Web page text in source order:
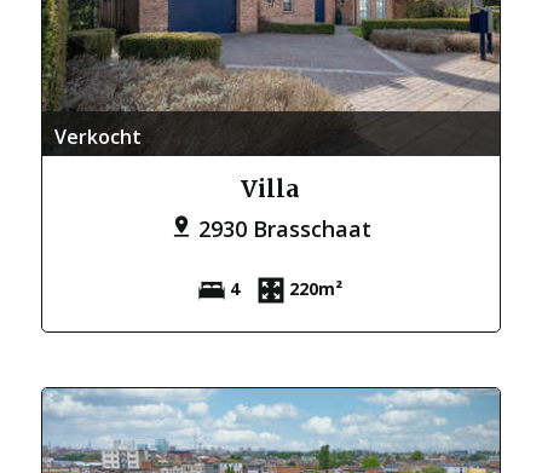
Verkocht
Villa
2930 Brasschaat
4 220m²